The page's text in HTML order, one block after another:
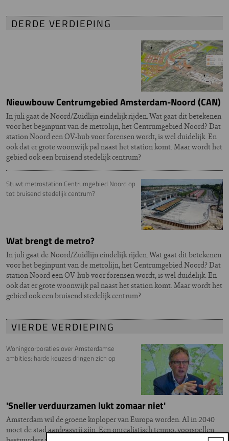
DERDE VERDIEPING
Nieuwbouw Centrumgebied Amsterdam-Noord (CAN)
In juli gaat de Noord/Zuidlijn eindelijk rijden. Wat gaat dit betekenen
voor het beginpunt van de metrolijn, het Centrumgebied Noord? Dat
station Noord een OV-hub voor forensen wordt, is wel duidelijk. En
ook dat er grote woonwijk pal naast het station komt. Maar wordt het
gebied ook een bruisend stedelijk centrum?
Stuwt metrostation Centrumgebied Noord op
tot bruisend stedelijk centrum?
Wat brengt de metro?
In juli gaat de Noord/Zuidlijn eindelijk rijden. Wat gaat dit betekenen
voor het beginpunt van de metrolijn, het Centrumgebied Noord? Dat
station Noord een OV-hub voor forensen wordt, is wel duidelijk. En
ook dat er grote woonwijk pal naast het station komt. Maar wordt het
gebied ook een bruisend stedelijk centrum?
VIERDE VERDIEPING
Woningcorporaties over Amsterdamse
ambities: harde keuzes dringen zich op
'Sneller verduurzamen lukt zomaar niet'
Amsterdam wil de groene koploper van Europa worden. Al in 2040
moet de stad aardgasvrij zijn. Een onrealistisch tempo, voorspellen